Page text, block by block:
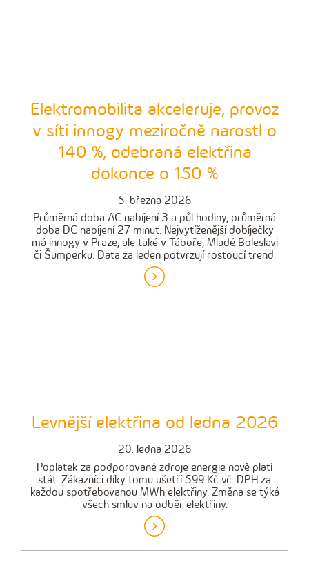
Elektromobilita akceleruje, provoz
v síti innogy meziročně narostl o
140 %, odebraná elektřina
dokonce o 150 %
5. března 2026
Průměrná doba AC nabíjení 3 a půl hodiny, průměrná
doba DC nabíjení 27 minut. Nejvytíženější dobíječky
má innogy v Praze, ale také v Táboře, Mladé Boleslavi
či Šumperku. Data za leden potvrzují rostoucí trend.
Levnější elektřina od ledna 2026
20. ledna 2026
Poplatek za podporované zdroje energie nově platí
stát. Zákazníci díky tomu ušetří 599 Kč vč. DPH za
každou spotřebovanou MWh elektřiny. Změna se týká
všech smluv na odběr elektřiny.